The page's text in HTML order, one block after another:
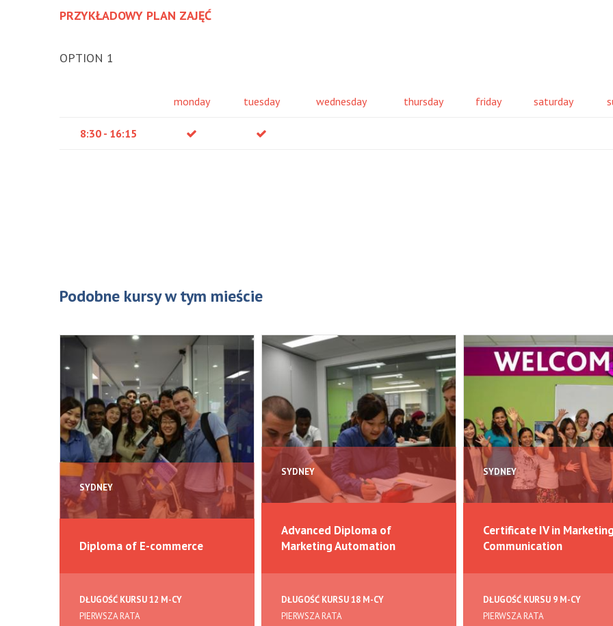
PRZYKŁADOWY PLAN ZAJĘĆ
OPTION 1
monday tuesday wednesday thursday friday saturday
8:30 - 16:15
Podobne kursy w tym mieście
SYDNEY
Diploma of E-commerce
DŁUGOŚĆ KURSU 12 M-CY
PIERWSZA RATA
SYDNEY
Advanced Diploma of
Marketing Automation
DŁUGOŚĆ KURSU 18 M-CY
PIERWSZA RATA
SYDNEY
Certificate IV in
Communication
DŁUGOŚĆ KURSU 9 M-CY
PIERWSZA RATA